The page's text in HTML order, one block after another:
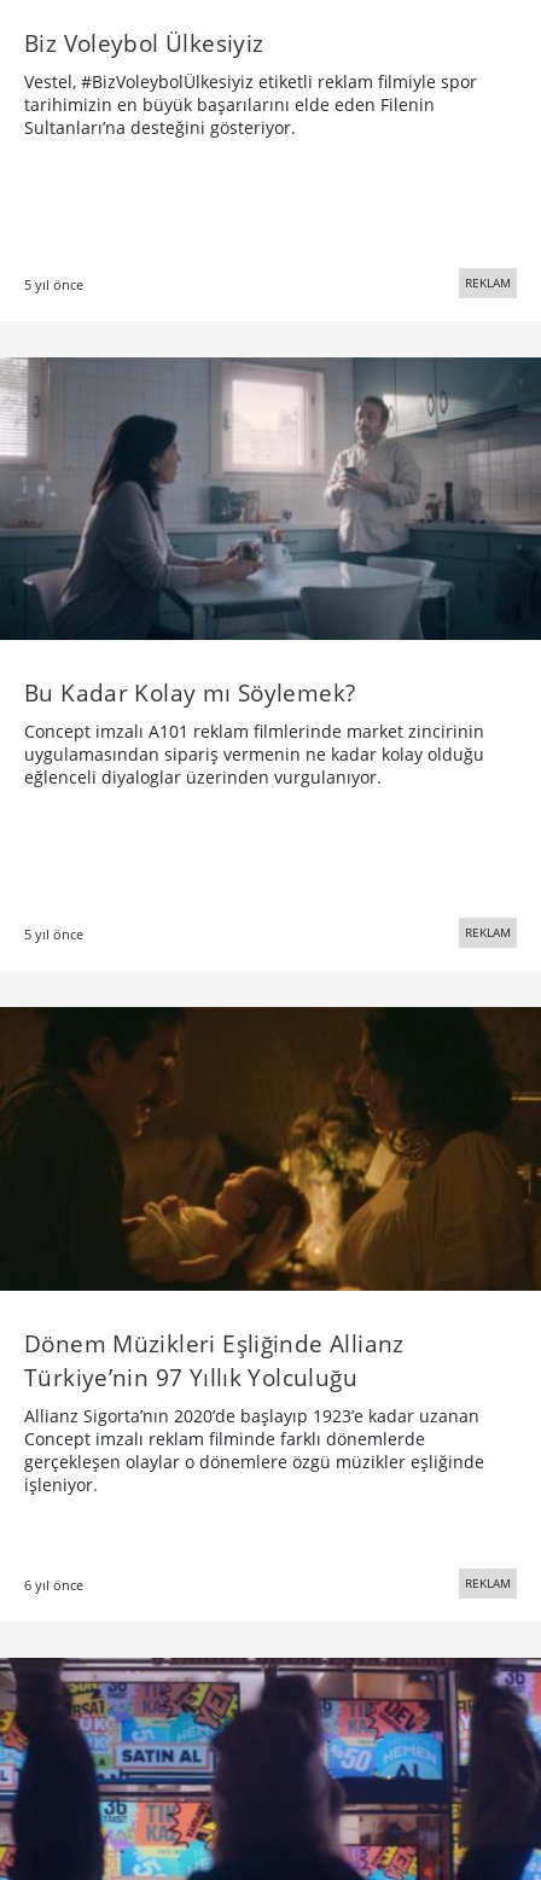
Biz Voleybol Ülkesiyiz
Vestel, #BizVoleybolÜlkesiyiz etiketli reklam filmiyle spor
tarihimizin en büyük başarılarını elde eden Filenin
Sultanları’na desteğini gösteriyor.
5 yıl önce REKLAM
Bu Kadar Kolay mı Söylemek?
Concept imzalı A101 reklam filmlerinde market zincirinin
uygulamasından sipariş vermenin ne kadar kolay olduğu
eğlenceli diyaloglar üzerinden vurgulanıyor.
5 yıl önce REKLAM
Dönem Müzikleri Eşliğinde Allianz
Türkiye’nin 97 Yıllık Yolculuğu
Allianz Sigorta’nın 2020’de başlayıp 1923’e kadar uzanan
Concept imzalı reklam filminde farklı dönemlerde
gerçekleşen olaylar o dönemlere özgü müzikler eşliğinde
işleniyor.
6 yıl önce REKLAM